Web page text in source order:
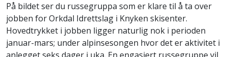
På bildet ser du russegruppa som er klare til å ta over
jobben for Orkdal Idrettslag i Knyken skisenter.
Hovedtrykket i jobben ligger naturlig nok i perioden
januar-mars; under alpinsesongen hvor det er aktivitet i